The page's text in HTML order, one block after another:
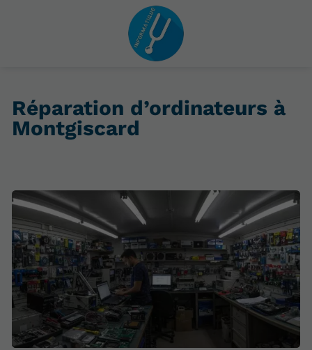
Réparation d’ordinateurs à
Montgiscard